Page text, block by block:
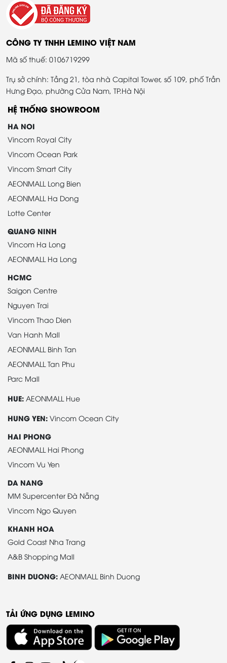
CÔNG TY TNHH LEMINO VIỆT NAM
Mã số thuế: 0106719299
Trụ sở chính: Tầng 21, tòa nhà Capital Tower, số 109, phố Trần
Hưng Đạo, phường Cửa Nam, TP.Hà Nội
HỆ THỐNG SHOWROOM
HA NOI
Vincom Royal City
Vincom Ocean Park
Vincom Smart City
AEONMALL Long Bien
AEONMALL Ha Dong
Lotte Center
QUANG NINH
Vincom Ha Long
AEONMALL Ha Long
HCMC
Saigon Centre
Nguyen Trai
Vincom Thao Dien
Van Hanh Mall
AEONMALL Binh Tan
AEONMALL Tan Phu
Parc Mall
HUE: AEONMALL Hue
HUNG YEN: Vincom Ocean City
HAI PHONG
AEONMALL Hai Phong
Vincom Vu Yen
DA NANG
MM Supercenter Đà Nẵng
Vincom Ngo Quyen
KHANH HOA
Gold Coast Nha Trang
A&B Shopping Mall
BINH DUONG: AEONMALL Binh Duong
TẢI ỨNG DỤNG LEMINO